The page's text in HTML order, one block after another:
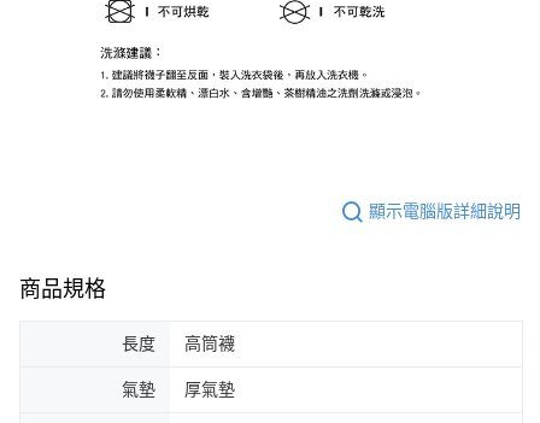
顯示電腦版詳細說明
商品規格
長度 高筒襪
氣墊 厚氣墊